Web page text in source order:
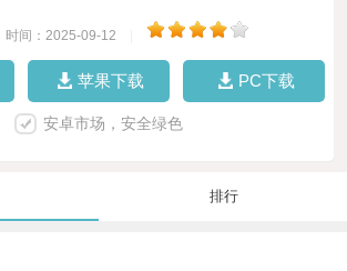
时间：2025-09-12
苹果下载 PC下载
安卓市场，安全绿色
排行